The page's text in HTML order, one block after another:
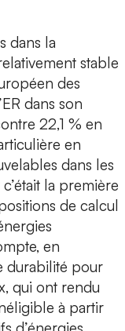
dans la
stable
des
dans son
22,1 % en
en
dans les
la première
de calcul
en
durabilité pour
qui ont rendu
à partir